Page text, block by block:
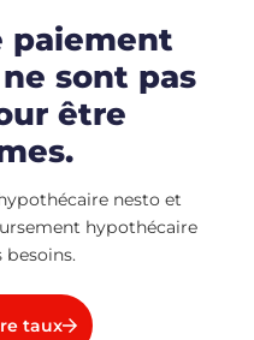
paiement
sont pas
être
nesto et
hypothécaire
besoins.
taux